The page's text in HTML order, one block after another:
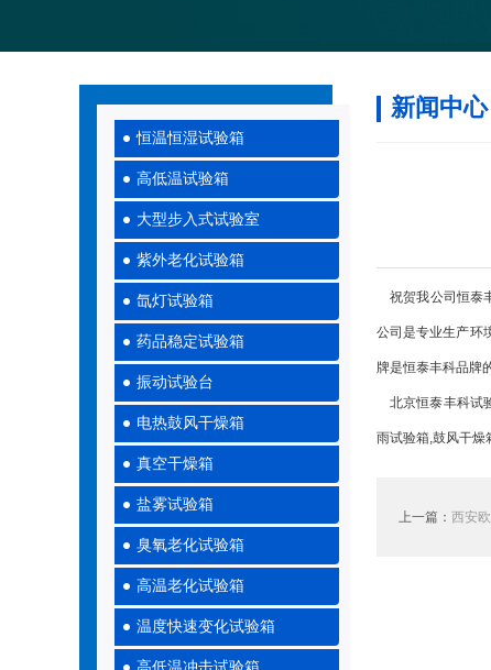
恒温恒湿试验箱
高低温试验箱
大型步入式试验室
紫外老化试验箱
氙灯试验箱
药品稳定试验箱
振动试验台
电热鼓风干燥箱
真空干燥箱
盐雾试验箱
臭氧老化试验箱
高温老化试验箱
温度快速变化试验箱
新闻中心
祝贺我公司恒泰
公司是专业生产环
牌是恒泰丰科品牌
北京恒泰丰科试
雨试验箱,鼓风干燥
上一篇： 西安